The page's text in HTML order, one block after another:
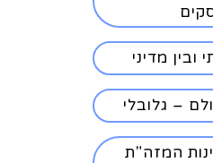
ובין מדיני
– גלובלי
המזה"ת